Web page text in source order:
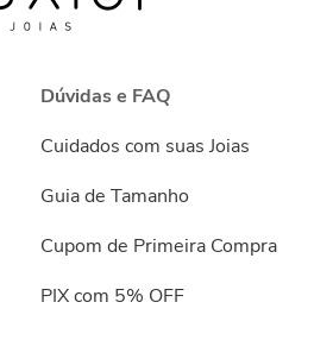
Dúvidas e FAQ
Cuidados com suas Joias
Guia de Tamanho
Cupom de Primeira Compra
PIX com 5% OFF